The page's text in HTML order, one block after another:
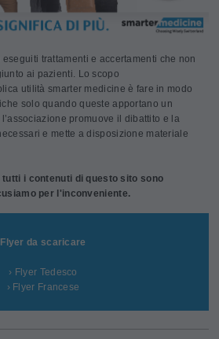
trattamenti e accertamenti che non
ai pazienti. Lo scopo
utilità smarter medicine è fare in modo
solo quando queste apportano un
promuove il dibattito e la
e mette a disposizione materiale
i contenuti di questo sito sono
per l'inconveniente.
Flyer da scaricare
› Flyer Tedesco
› Flyer Francese